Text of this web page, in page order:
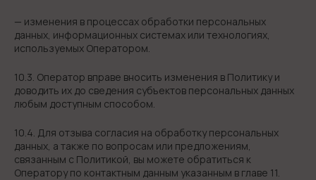
— изменения в процессах обработки персональных
данных, информационных системах или технологиях,
используемых Оператором.
10.3. Оператор вправе вносить изменения в Политику и
доводить их до сведения субъектов персональных данных
любым доступным способом.
10.4. Для отзыва согласия на обработку персональных
данных, а также по вопросам или предложениям,
связанным с Политикой, вы можете обратиться к
Оператору по контактным данным указанным в главе 11.